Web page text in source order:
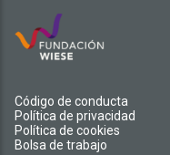
Código de conducta
Política de privacidad
Política de cookies
Bolsa de trabajo